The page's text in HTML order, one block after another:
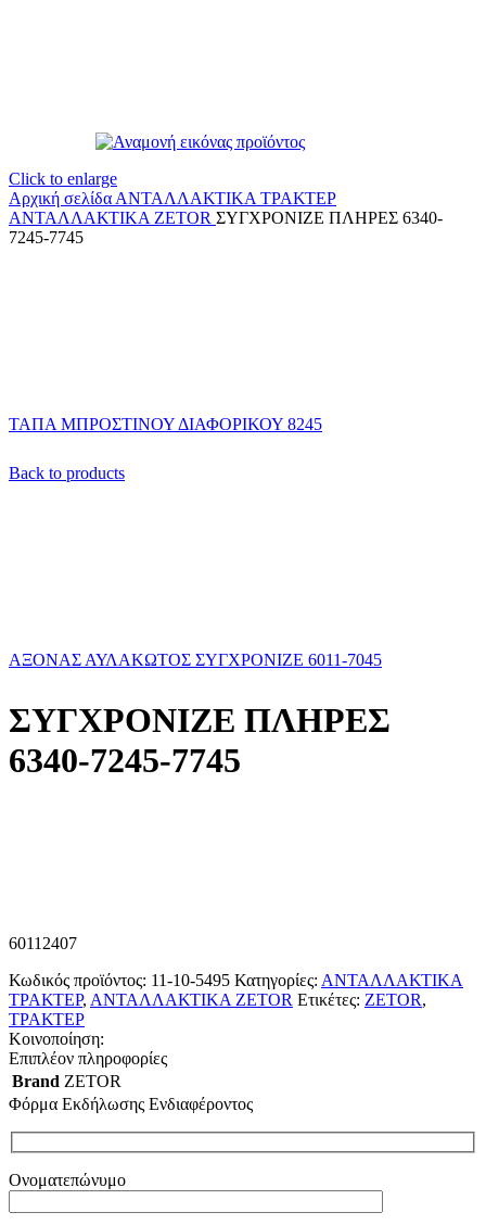
Click to enlarge
Αρχική σελίδα ΑΝΤΑΛΛΑΚΤΙΚΑ ΤΡΑΚΤΕΡ
ΑΝΤΑΛΛΑΚΤΙΚΑ ZETOR ΣΥΓΧΡΟΝΙΖΕ ΠΛΗΡΕΣ 6340-
7245-7745
ΤΑΠΑ ΜΠΡΟΣΤΙΝΟΥ ΔΙΑΦΟΡΙΚΟΥ 8245
Back to products
ΑΞΟΝΑΣ ΑΥΛΑΚΩΤΟΣ ΣΥΓΧΡΟΝΙΖΕ 6011-7045
ΣΥΓΧΡΟΝΙΖΕ ΠΛΗΡΕΣ
6340-7245-7745
60112407
Κωδικός προϊόντος: 11-10-5495 Κατηγορίες: ΑΝΤΑΛΛΑΚΤΙΚΑ
ΤΡΑΚΤΕΡ, ΑΝΤΑΛΛΑΚΤΙΚΑ ZETOR Ετικέτες: ZETOR,
ΤΡΑΚΤΕΡ
Κοινοποίηση:
Επιπλέον πληροφορίες
Brand ZETOR
Φόρμα Εκδήλωσης Ενδιαφέροντος
Ονοματεπώνυμο